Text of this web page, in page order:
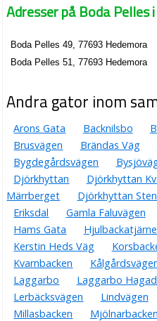
Adresser på Boda Pelles
Boda Pelles 49, 77693 Hedemora
Boda Pelles 51, 77693 Hedemora
Andra gator inom
Arons Gata Backnilsbo
Brusvägen
Brändas Väg
Bygdegårdsvägen
Djörkhyttan
Djörkhyttan
Märrberget
Djörkhyttan
Eriksdal
Gamla Faluvägen
Hams Gata
Kerstin Heds Väg
Kvarnbacken
Laggarbo
Laggarbo
Lerbäcksvägen
Lindvägen
Millasbacken
Mjölnarbacken